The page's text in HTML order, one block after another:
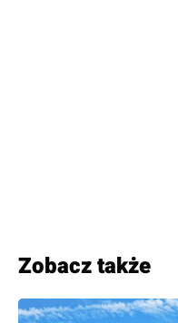
Zobacz także